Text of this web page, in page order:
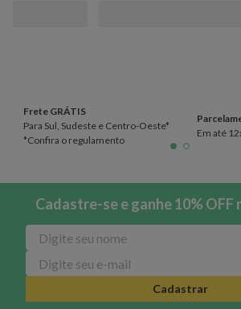
Frete GRÁTIS
Para Sul, Sudeste e Centro-Oeste*
*Confira o regulamento
Em até
Cadastre-se e ganhe 10% OFF
Cadastrar